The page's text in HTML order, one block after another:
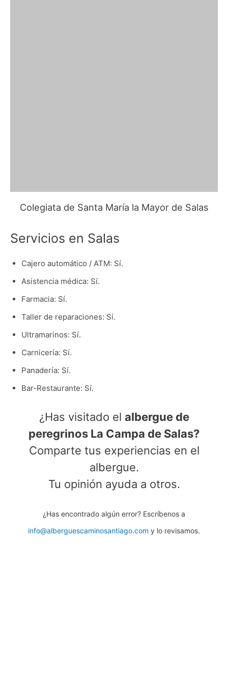
Colegiata de Santa María la Mayor de Salas
Servicios en Salas
Cajero automático / ATM: Sí.
Asistencia médica: Sí.
Farmacia: Sí.
Taller de reparaciones: Sí.
Ultramarinos: Sí.
Carnicería: Sí.
Panadería: Sí.
Bar-Restaurante: Sí.
¿Has visitado el albergue de
peregrinos La Campa de Salas?
Comparte tus experiencias en el
albergue.
Tu opinión ayuda a otros.
¿Has encontrado algún error? Escríbenos a
info@alberguescaminosantiago.com y lo revisamos.